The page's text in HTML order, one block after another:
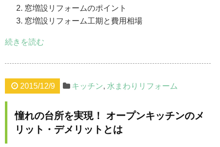
窓増設リフォームのポイント
窓増設リフォーム工期と費用相場
続きを読む
2015/12/9 キッチン, 水まわりリフォーム
憧れの台所を実現！ オープンキッチンのメ
リット・デメリットとは